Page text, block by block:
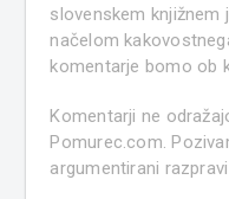
slovenskem knjižnem
načelom
komentarje bomo ob
Komentarji ne
Pomurec.com.
argumentirani